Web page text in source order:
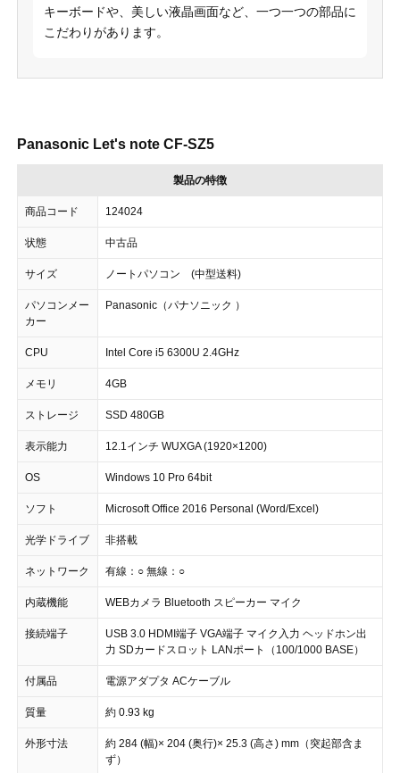
キーボードや、美しい液晶画面など、一つ一つの部品に
こだわりがあります。
Panasonic Let's note CF-SZ5
製品の特徴
商品コード 124024
状態 中古品
サイズ ノートパソコン (中型送料)
パソコンメー
カー
Panasonic（パナソニック ）
CPU Intel Core i5 6300U 2.4GHz
メモリ 4GB
ストレージ SSD 480GB
表示能力 12.1インチ WUXGA (1920×1200)
OS Windows 10 Pro 64bit
ソフト Microsoft Office 2016 Personal (Word/Excel)
光学ドライブ 非搭載
ネットワーク 有線：○ 無線：○
内蔵機能 WEBカメラ Bluetooth スピーカー マイク
接続端子
USB 3.0 HDMI端子 VGA端子 マイク入力 ヘッドホン出
力 SDカードスロット LANポート（100/1000 BASE）
付属品 電源アダプタ ACケーブル
質量 約 0.93 kg
外形寸法
約 284 (幅)× 204 (奥行)× 25.3 (高さ) mm（突起部含ま
ず）